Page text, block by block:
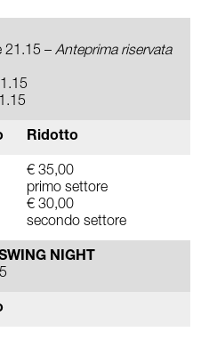
21.15 – Anteprima riservata
Ridotto
€ 35,00
primo settore
€ 30,00
secondo settore
NIGHT